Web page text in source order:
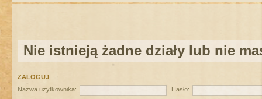
Nie istnieją żadne działy lub nie
ZALOGUJ
Nazwa użytkownika:
Hasło: